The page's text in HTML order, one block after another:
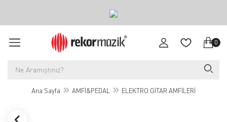
0
Ana Sayfa AMFİ&PEDAL ELEKTRO GİTAR AMFİLERİ